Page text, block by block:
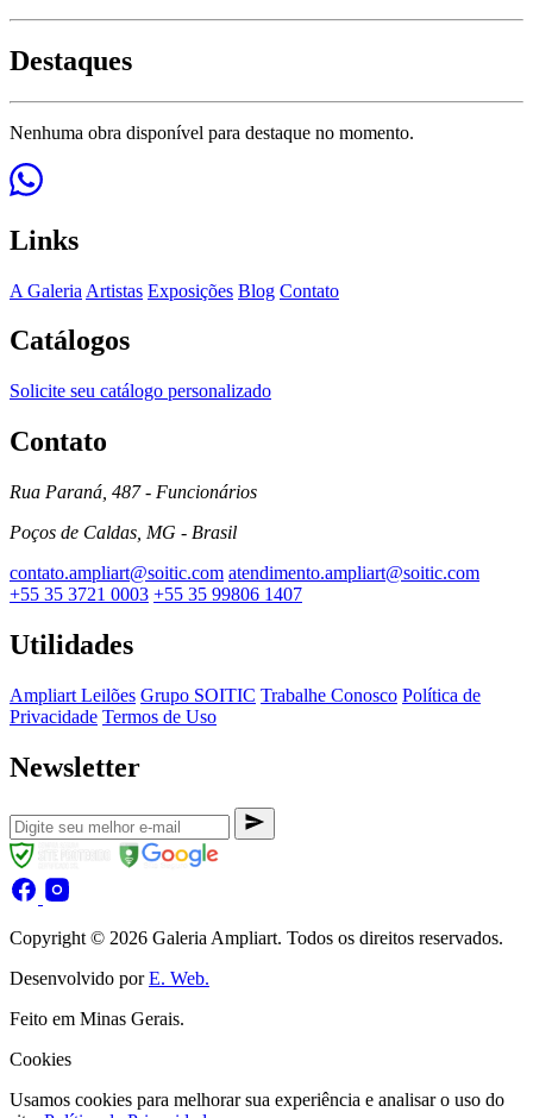
Destaques
Nenhuma obra disponível para destaque no momento.
Links
A Galeria Artistas Exposições Blog Contato
Catálogos
Solicite seu catálogo personalizado
Contato
Rua Paraná, 487 - Funcionários
Poços de Caldas, MG - Brasil
contato.ampliart@soitic.com atendimento.ampliart@soitic.com
+55 35 3721 0003 +55 35 99806 1407
Utilidades
Ampliart Leilões Grupo SOITIC Trabalhe Conosco Política de
Privacidade Termos de Uso
Newsletter
Copyright © 2026 Galeria Ampliart. Todos os direitos reservados.
Desenvolvido porE. Web.
Feito em Minas Gerais.
Cookies
Usamos cookies para melhorar sua experiência e analisar o uso do